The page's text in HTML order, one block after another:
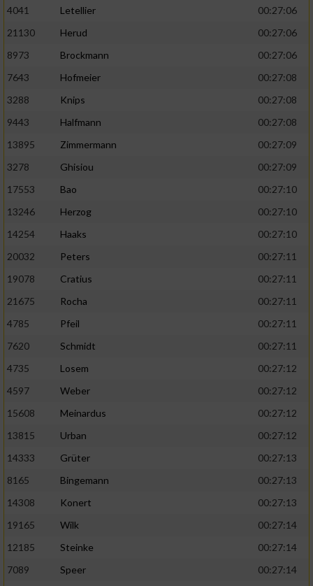
4041
Letellier
00:27:06
21130
Herud
00:27:06
8973
Brockmann
00:27:06
7643
Hofmeier
00:27:08
3288
Knips
00:27:08
9443
Halfmann
00:27:08
13895
Zimmermann
00:27:09
3278
Ghisiou
00:27:09
17553
Bao
00:27:10
13246
Herzog
00:27:10
14254
Haaks
00:27:10
20032
Peters
00:27:11
19078
Cratius
00:27:11
21675
Rocha
00:27:11
4785
Pfeil
00:27:11
7620
Schmidt
00:27:11
4735
Losem
00:27:12
4597
Weber
00:27:12
15608
Meinardus
00:27:12
13815
Urban
00:27:12
14333
Grüter
00:27:13
8165
Bingemann
00:27:13
14308
Konert
00:27:13
19165
Wilk
00:27:14
12185
Steinke
00:27:14
7089
Speer 00:27:14